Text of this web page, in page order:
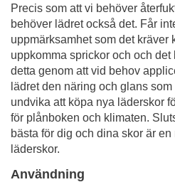
Precis som att vi behöver
behöver lädret också det. Får
uppmärksamhet som det kräver
uppkomma sprickor och och
detta genom att vid behov
lädret den näring och glans
undvika att köpa nya läderskor
för plånboken och klimaten.
bästa för dig och dina skor är
läderskor.
Användning